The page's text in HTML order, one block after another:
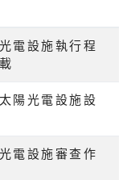
電設施執行程
陽光電設施設
電設施審查作